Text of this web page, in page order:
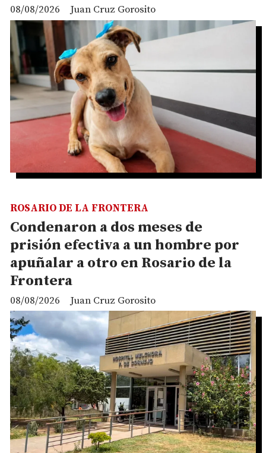
Juan Cruz Gorosito
08/08/2026
Condenaron a dos meses de
prisión efectiva a un hombre por
apuñalar a otro en Rosario de la
Frontera
Juan Cruz Gorosito
ROSARIO DE LA FRONTERA
08/08/2026